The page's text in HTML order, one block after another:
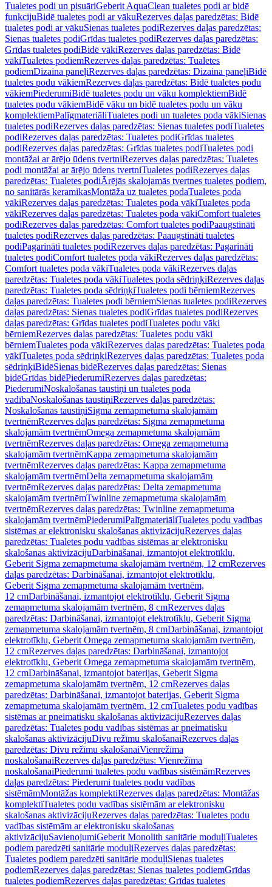
Tualetes podi un pisuāriGeberit AquaClean tualetes podi ar bidē
funkcijuBidē tualetes podi ar vākuRezerves daļas paredzētas: Bidē
tualetes podi ar vākuSienas tualetes podiRezerves daļas paredzētas:
Sienas tualetes podiGrīdas tualetes podiRezerves daļas paredzētas:
Grīdas tualetes podiBidē vākiRezerves daļas paredzētas: Bidē
vākiTualetes podiemRezerves daļas paredzētas: Tualetes
podiemDizaina paneļiRezerves daļas paredzētas: Dizaina paneļiBidē
tualetes podu vākiemRezerves daļas paredzētas: Bidē tualetes podu
vākiemPiederumiBidē tualetes podu un vāku komplektiemBidē
tualetes podu vākiemBidē vāku un bidē tualetes podu un vāku
komplektiemPalīgmateriāliTualetes podi un tualetes poda vākiSienas
tualetes podiRezerves daļas paredzētas: Sienas tualetes podiTualetes
podiRezerves daļas paredzētas: Tualetes podiGrīdas tualetes
podiRezerves daļas paredzētas: Grīdas tualetes podiTualetes podi
montāžai ar ārējo ūdens tvertniRezerves daļas paredzētas: Tualetes
podi montāžai ar ārējo ūdens tvertniTualetes podiRezerves daļas
paredzētas: Tualetes podiĀrējās skalojamās tvertnes tualetes podiem,
no sanitārās keramikasMontāža uz tualetes podaTualetes poda
vākiRezerves daļas paredzētas: Tualetes poda vākiTualetes poda
vākiRezerves daļas paredzētas: Tualetes poda vākiComfort tualetes
podiRezerves daļas paredzētas: Comfort tualetes podiPaaugstināti
tualetes podiRezerves daļas paredzētas: Paaugstināti tualetes
podiPagarināti tualetes podiRezerves daļas paredzētas: Pagarināti
tualetes podiComfort tualetes poda vākiRezerves daļas paredzētas:
Comfort tualetes poda vākiTualetes poda vākiRezerves daļas
paredzētas: Tualetes poda vākiTualetes poda sēdriņķiRezerves daļas
paredzētas: Tualetes poda sēdriņķiTualetes podi bērniemRezerves
daļas paredzētas: Tualetes podi bērniemSienas tualetes podiRezerves
daļas paredzētas: Sienas tualetes podiGrīdas tualetes podiRezerves
daļas paredzētas: Grīdas tualetes podiTualetes podu vāki
bērniemRezerves daļas paredzētas: Tualetes podu vāki
bērniemTualetes poda vākiRezerves daļas paredzētas: Tualetes poda
vākiTualetes poda sēdriņķiRezerves daļas paredzētas: Tualetes poda
sēdriņķiBidēSienas bidēRezerves daļas paredzētas: Sienas
bidēGrīdas bidēPiederumiRezerves daļas paredzētas:
PiederumiNoskalošanas taustiņi un tualetes poda
vadībaNoskalošanas taustiņiRezerves daļas paredzētas:
Noskalošanas taustiņiSigma zemapmetuma skalojamām
tvertnēmRezerves daļas paredzētas: Sigma zemapmetuma
skalojamām tvertnēmOmega zemapmetuma skalojamām
tvertnēmRezerves daļas paredzētas: Omega zemapmetuma
skalojamām tvertnēmKappa zemapmetuma skalojamām
tvertnēmRezerves daļas paredzētas: Kappa zemapmetuma
skalojamām tvertnēmDelta zemapmetuma skalojamām
tvertnēmRezerves daļas paredzētas: Delta zemapmetuma
skalojamām tvertnēmTwinline zemapmetuma skalojamām
tvertnēmRezerves daļas paredzētas: Twinline zemapmetuma
skalojamām tvertnēmPiederumiPalīgmateriāliTualetes podu vadības
sistēmas ar elektronisku skalošanas aktivizācijuRezerves daļas
paredzētas: Tualetes podu vadības sistēmas ar elektronisku
skalošanas aktivizācijuDarbināšanai, izmantojot elektrotīklu,
Geberit Sigma zemapmetuma skalojamām tvertnēm, 12 cmRezerves
daļas paredzētas: Darbināšanai, izmantojot elektrotīklu,
Geberit Sigma zemapmetuma skalojamām tvertnēm,
12 cmDarbināšanai, izmantojot elektrotīklu, Geberit Sigma
zemapmetuma skalojamām tvertnēm, 8 cmRezerves daļas
paredzētas: Darbināšanai, izmantojot elektrotīklu, Geberit Sigma
zemapmetuma skalojamām tvertnēm, 8 cmDarbināšanai, izmantojot
elektrotīklu, Geberit Omega zemapmetuma skalojamām tvertnēm,
12 cmRezerves daļas paredzētas: Darbināšanai, izmantojot
elektrotīklu, Geberit Omega zemapmetuma skalojamām tvertnēm,
12 cmDarbināšanai, izmantojot baterijas, Geberit Sigma
zemapmetuma skalojamām tvertnēm, 12 cmRezerves daļas
paredzētas: Darbināšanai, izmantojot baterijas, Geberit Sigma
zemapmetuma skalojamām tvertnēm, 12 cmTualetes podu vadības
sistēmas ar pneimatisku skalošanas aktivizācijuRezerves daļas
paredzētas: Tualetes podu vadības sistēmas ar pneimatisku
skalošanas aktivizācijuDivu režīmu skalošanaiRezerves daļas
paredzētas: Divu režīmu skalošanaiVienrežīma
noskalošanaiRezerves daļas paredzētas: Vienrežīma
noskalošanaiPiederumi tualetes podu vadības sistēmāmRezerves
daļas paredzētas: Piederumi tualetes podu vadības
sistēmāmMontāžas komplektiRezerves daļas paredzētas: Montāžas
komplektiTualetes podu vadības sistēmām ar elektronisku
skalošanas aktivizācijuRezerves daļas paredzētas: Tualetes podu
vadības sistēmām ar elektronisku skalošanas
aktivizācijuSavienojumiGeberit Monolith sanitārie moduļiTualetes
podiem paredzēti sanitārie moduļiRezerves daļas paredzētas:
Tualetes podiem paredzēti sanitārie moduļiSienas tualetes
podiemRezerves daļas paredzētas: Sienas tualetes podiemGrīdas
tualetes podiemRezerves daļas paredzētas: Grīdas tualetes